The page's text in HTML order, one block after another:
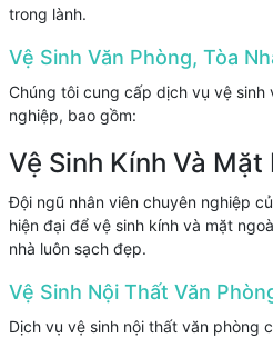
trong lành.
Vệ Sinh Văn Phòng, Tòa
Chúng tôi cung cấp dịch vụ vệ sinh
nghiệp, bao gồm:
Vệ Sinh Kính Và Mặt
Đội ngũ nhân viên chuyên nghiệp
hiện đại để vệ sinh kính và mặt
nhà luôn sạch đẹp.
Vệ Sinh Nội Thất Văn
Dịch vụ vệ sinh nội thất văn phòng